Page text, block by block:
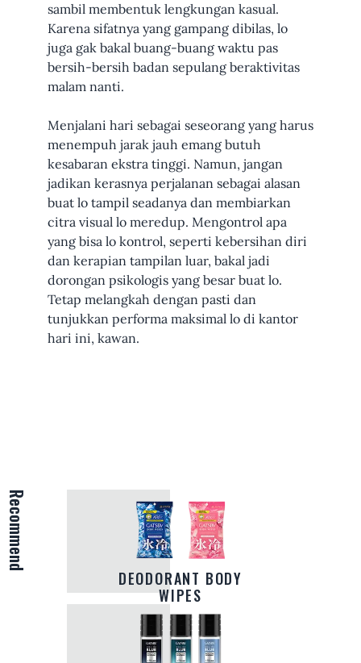
sambil membentuk lengkungan kasual.
Karena sifatnya yang gampang dibilas, lo
juga gak bakal buang-buang waktu pas
bersih-bersih badan sepulang beraktivitas
malam nanti.
Menjalani hari sebagai seseorang yang harus
menempuh jarak jauh emang butuh
kesabaran ekstra tinggi. Namun, jangan
jadikan kerasnya perjalanan sebagai alasan
buat lo tampil seadanya dan membiarkan
citra visual lo meredup. Mengontrol apa
yang bisa lo kontrol, seperti kebersihan diri
dan kerapian tampilan luar, bakal jadi
dorongan psikologis yang besar buat lo.
Tetap melangkah dengan pasti dan
tunjukkan performa maksimal lo di kantor
hari ini, kawan.
Recommend
DEODORANT BODY
WIPES